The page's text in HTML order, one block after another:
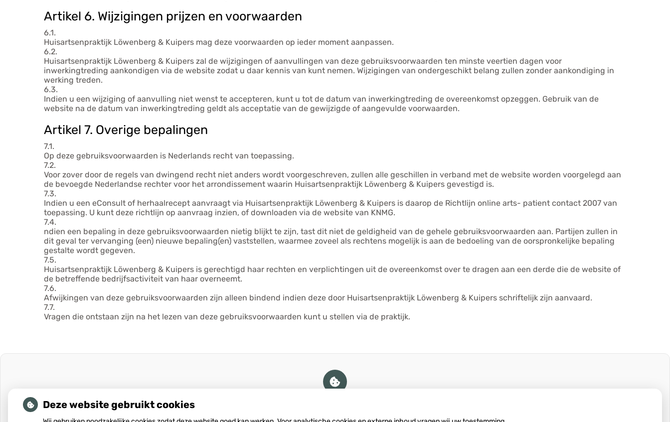
Artikel 6. Wijzigingen prijzen en voorwaarden
6.1.
Huisartsenpraktijk Löwenberg & Kuipers mag deze voorwaarden op ieder moment aanpassen.
6.2.
Huisartsenpraktijk Löwenberg & Kuipers zal de wijzigingen of aanvullingen van deze gebruiksvoorwaarden ten minste veertien dagen voor
inwerkingtreding aankondigen via de website zodat u daar kennis van kunt nemen. Wijzigingen van ondergeschikt belang zullen zonder aankondiging in
werking treden.
6.3.
Indien u een wijziging of aanvulling niet wenst te accepteren, kunt u tot de datum van inwerkingtreding de overeenkomst opzeggen. Gebruik van de
website na de datum van inwerkingtreding geldt als acceptatie van de gewijzigde of aangevulde voorwaarden.
Artikel 7. Overige bepalingen
7.1.
Op deze gebruiksvoorwaarden is Nederlands recht van toepassing.
7.2.
Voor zover door de regels van dwingend recht niet anders wordt voorgeschreven, zullen alle geschillen in verband met de website worden voorgelegd aan
de bevoegde Nederlandse rechter voor het arrondissement waarin Huisartsenpraktijk Löwenberg & Kuipers gevestigd is.
7.3.
Indien u een eConsult of herhaalrecept aanvraagt via Huisartsenpraktijk Löwenberg & Kuipers is daarop de Richtlijn online arts- patient contact 2007 van
toepassing. U kunt deze richtlijn op aanvraag inzien, of downloaden via de website van KNMG.
7.4.
ndien een bepaling in deze gebruiksvoorwaarden nietig blijkt te zijn, tast dit niet de geldigheid van de gehele gebruiksvoorwaarden aan. Partijen zullen in
dit geval ter vervanging (een) nieuwe bepaling(en) vaststellen, waarmee zoveel als rechtens mogelijk is aan de bedoeling van de oorspronkelijke bepaling
gestalte wordt gegeven.
7.5.
Huisartsenpraktijk Löwenberg & Kuipers is gerechtigd haar rechten en verplichtingen uit de overeenkomst over te dragen aan een derde die de website of
de betreffende bedrijfsactiviteit van haar overneemt.
7.6.
Afwijkingen van deze gebruiksvoorwaarden zijn alleen bindend indien deze door Huisartsenpraktijk Löwenberg & Kuipers schriftelijk zijn aanvaard.
7.7.
Vragen die ontstaan zijn na het lezen van deze gebruiksvoorwaarden kunt u stellen via de praktijk.
te zien.
Deze website gebruikt cookies